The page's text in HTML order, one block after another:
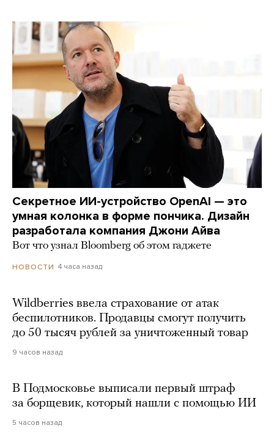
Секретное ИИ-устройство OpenAI — это
умная колонка в форме пончика. Дизайн
разработала компания Джони Айва
Вот что узнал Bloomberg об этом гаджете
НОВОСТИ 4 часа назад
Wildberries ввела страхование от атак
беспилотников. Продавцы смогут получить
до 50 тысяч рублей за уничтоженный товар
9 часов назад
В Подмосковье выписали первый штраф
за борщевик, который нашли с помощью ИИ
5 часов назад